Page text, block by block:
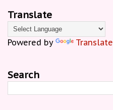
Translate
Powered by Translate
Search